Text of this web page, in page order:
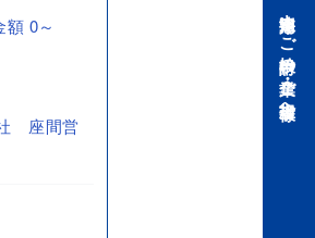
0～
座間営
中途採用をご検討中の企業・ご担当者様へ